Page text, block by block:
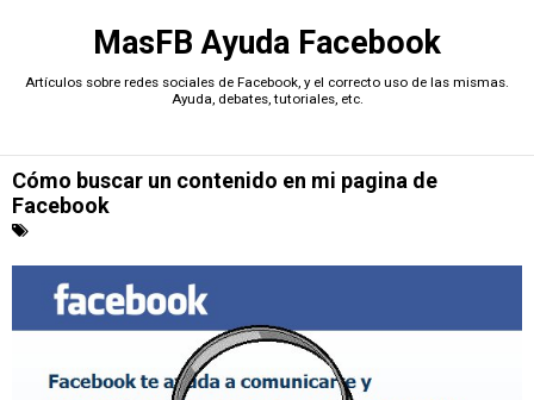
MasFB Ayuda Facebook
Artículos sobre redes sociales de Facebook, y el correcto uso de las mismas.
Ayuda, debates, tutoriales, etc.
Cómo buscar un contenido en mi pagina de
Facebook